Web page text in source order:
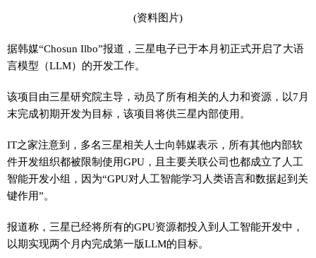
(资料图片)
据韩媒“Chosun Ilbo”报道，三星电子已于本月初正式开启了大语
言模型（LLM）的开发工作。
该项目由三星研究院主导，动员了所有相关的人力和资源，以7月
末完成初期开发为目标，该项目将供三星内部使用。
IT之家注意到，多名三星相关人士向韩媒表示，所有其他内部软
件开发组织都被限制使用GPU，且主要关联公司也都成立了人工
智能开发小组，因为“GPU对人工智能学习人类语言和数据起到关
键作用”。
报道称，三星已经将所有的GPU资源都投入到人工智能开发中，
以期实现两个月内完成第一版LLM的目标。